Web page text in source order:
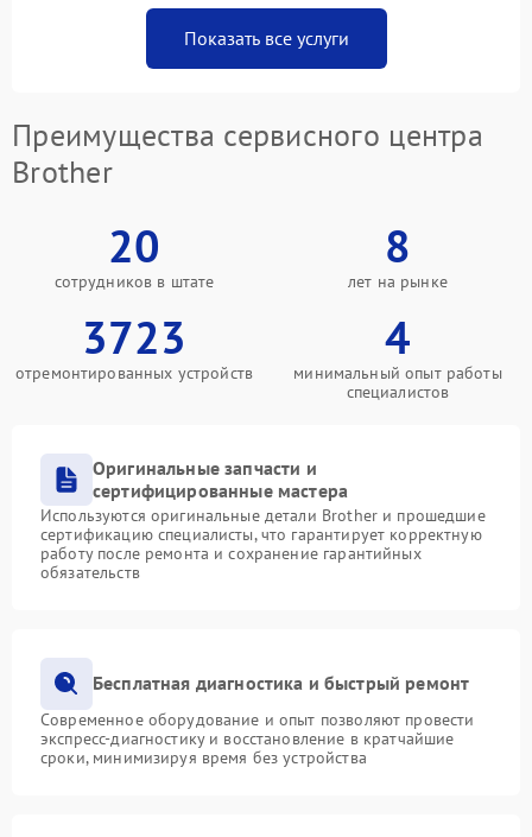
Показать все услуги
Преимущества сервисного центра
Brother
20
сотрудников в штате
8
лет на рынке
3723
отремонтированных устройств
4
минимальный опыт работы
специалистов
Оригинальные запчасти и
сертифицированные мастера
Используются оригинальные детали Brother и прошедшие
сертификацию специалисты, что гарантирует корректную
работу после ремонта и сохранение гарантийных
обязательств
Бесплатная диагностика и быстрый ремонт
Современное оборудование и опыт позволяют провести
экспресс-диагностику и восстановление в кратчайшие
сроки, минимизируя время без устройства